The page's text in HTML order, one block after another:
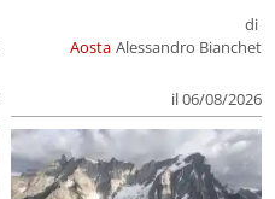
Aosta
di
Alessandro Bianchet
il 06/08/2026